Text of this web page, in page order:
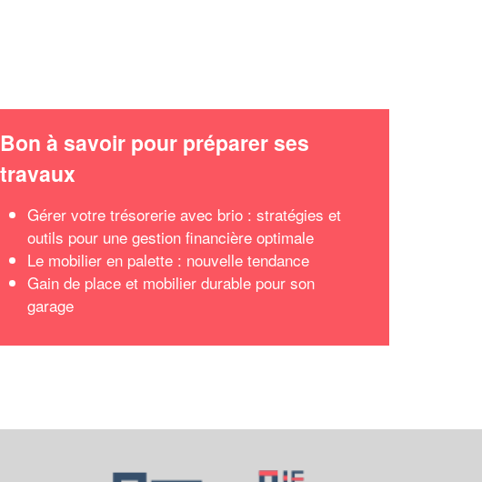
Bon à savoir pour préparer ses
travaux
Gérer votre trésorerie avec brio : stratégies et
outils pour une gestion financière optimale
Le mobilier en palette : nouvelle tendance
Gain de place et mobilier durable pour son
garage